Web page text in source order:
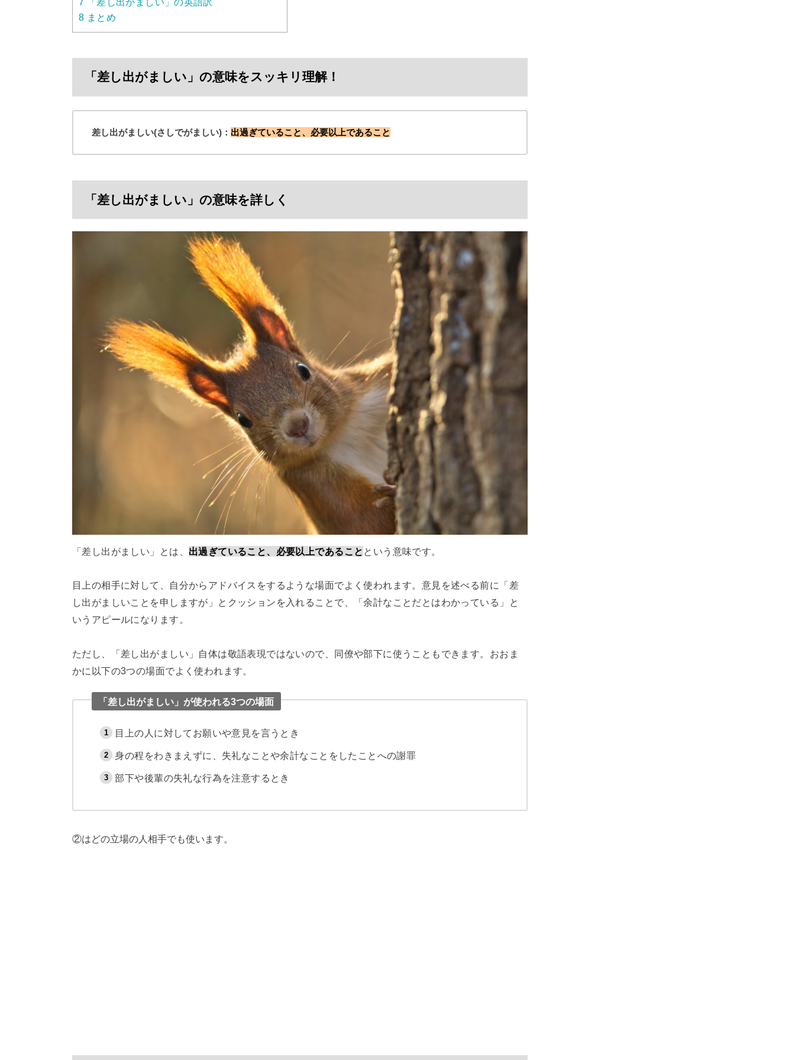
7
「差し出がましい」の英語訳
8 まとめ
「差し出がましい」の意味をスッキリ理解！
差し出がましい(さしでがましい)： 出過ぎていること、必要以上であること
「差し出がましい」の意味を詳しく
「差し出がましい」とは、 出過ぎていること、必要以上であること という意味です。
目上の相手に対して、自分からアドバイスをするような場面でよく使われます。意見を述べる前に「差
し出がましいことを申しますが」とクッションを入れることで、「余計なことだとはわかっている」と
いうアピールになります。
ただし、「差し出がましい」自体は敬語表現ではないので、同僚や部下に使うこともできます。おおま
かに以下の3つの場面でよく使われます。
「差し出がましい」が使われる3つの場面
目上の人に対してお願いや意見を言うとき
身の程をわきまえずに、失礼なことや余計なことをしたことへの謝罪
部下や後輩の失礼な行為を注意するとき
②はどの立場の人相手でも使います。